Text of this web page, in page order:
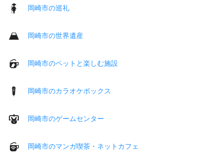
岡崎市の巡礼
岡崎市の世界遺産
岡崎市のペットと楽しむ施設
岡崎市のカラオケボックス
岡崎市のゲームセンター
岡崎市のマンガ喫茶・ネットカフェ